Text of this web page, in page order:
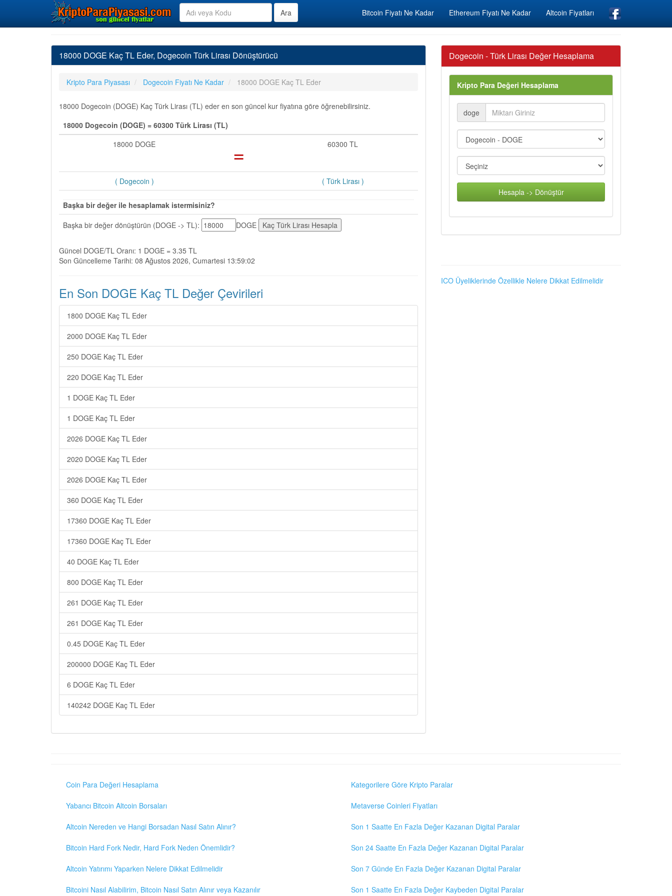
Bitcoin Fiyatı Ne Kadar Ethereum Fiyatı Ne Kadar Altcoin Fiyatları
18000 DOGE Kaç TL Eder, Dogecoin Türk Lirası Dönüştürücü
Kripto Para Piyasası Dogecoin Fiyatı Ne Kadar 18000 DOGE Kaç TL Eder
18000 Dogecoin (DOGE) Kaç Türk Lirası (TL) eder en son güncel kur fiyatına göre öğrenebilirsiniz.
18000 Dogecoin (DOGE) = 60300 Türk Lirası (TL)
18000 DOGE
= 60300 TL
( Dogecoin ) ( Türk Lirası )
Başka bir değer ile hesaplamak istermisiniz?
Başka bir değer dönüştürün (DOGE -> TL):
DOGE
Güncel DOGE/TL Oranı: 1 DOGE = 3.35 TL
Son Güncelleme Tarihi: 08 Ağustos 2026, Cumartesi 13:59:02
En Son DOGE Kaç TL Değer Çevirileri
1800 DOGE Kaç TL Eder
2000 DOGE Kaç TL Eder
250 DOGE Kaç TL Eder
220 DOGE Kaç TL Eder
1 DOGE Kaç TL Eder
1 DOGE Kaç TL Eder
2026 DOGE Kaç TL Eder
2020 DOGE Kaç TL Eder
2026 DOGE Kaç TL Eder
360 DOGE Kaç TL Eder
17360 DOGE Kaç TL Eder
17360 DOGE Kaç TL Eder
40 DOGE Kaç TL Eder
800 DOGE Kaç TL Eder
261 DOGE Kaç TL Eder
261 DOGE Kaç TL Eder
0.45 DOGE Kaç TL Eder
200000 DOGE Kaç TL Eder
6 DOGE Kaç TL Eder
140242 DOGE Kaç TL Eder
Dogecoin - Türk Lirası Değer Hesaplama
Kripto Para Değeri Hesaplama
doge
Hesapla -> Dönüştür
ICO Üyeliklerinde Özellikle Nelere Dikkat Edilmelidir
Coin Para Değeri Hesaplama
Yabancı Bitcoin Altcoin Borsaları
Altcoin Nereden ve Hangi Borsadan Nasıl Satın Alınır?
Bitcoin Hard Fork Nedir, Hard Fork Neden Önemlidir?
Altcoin Yatırımı Yaparken Nelere Dikkat Edilmelidir
Bitcoini Nasıl Alabilirim, Bitcoin Nasıl Satın Alınır veya Kazanılır
Kategorilere Göre Kripto Paralar
Metaverse Coinleri Fiyatları
Son 1 Saatte En Fazla Değer Kazanan Digital Paralar
Son 24 Saatte En Fazla Değer Kazanan Digital Paralar
Son 7 Günde En Fazla Değer Kazanan Digital Paralar
Son 1 Saatte En Fazla Değer Kaybeden Digital Paralar